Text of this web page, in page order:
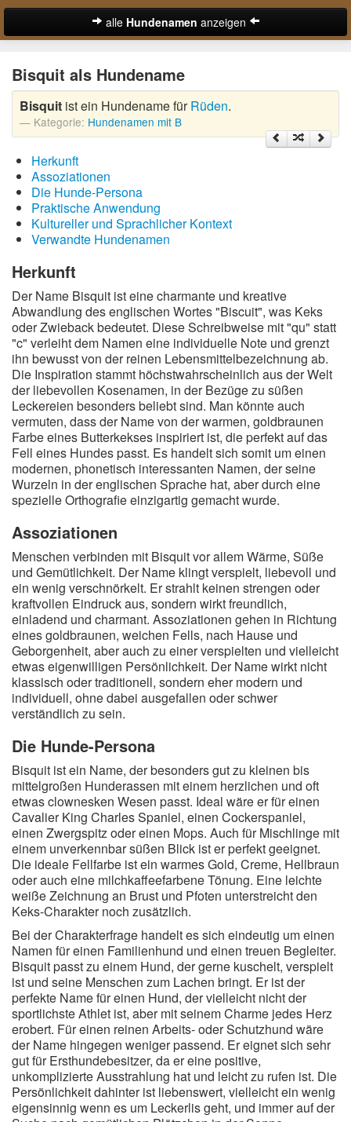
alle Hundenamen anzeigen
Hundenamen für Rüden
Hundenamen für Hündinnen
Beliebteste Hundenamen
Coole Hundenamen
Englische Hundenamen
Lustige Hundenamen
Süße Hundenamen
Hundenamen von A-Z:
A
B C D E F G H
I
J
K L M N O P Q
S
T U V W X Y Z
Suche
Bisquit als Hundename
Bisquit ist ein Hundename fürRüden.
Kategorie: Hundenamen mit B
Herkunft
Assoziationen
Die Hunde-Persona
Praktische Anwendung
Kultureller und Sprachlicher Kontext
Verwandte Hundenamen
Herkunft
Der Name Bisquit ist eine charmante und kreative
Abwandlung des englischen Wortes "Biscuit", was Keks
oder Zwieback bedeutet. Diese Schreibweise mit "qu" statt
"c" verleiht dem Namen eine individuelle Note und grenzt
ihn bewusst von der reinen Lebensmittelbezeichnung ab.
Die Inspiration stammt höchstwahrscheinlich aus der Welt
der liebevollen Kosenamen, in der Bezüge zu süßen
Leckereien besonders beliebt sind. Man könnte auch
vermuten, dass der Name von der warmen, goldbraunen
Farbe eines Butterkekses inspiriert ist, die perfekt auf das
Fell eines Hundes passt. Es handelt sich somit um einen
modernen, phonetisch interessanten Namen, der seine
Wurzeln in der englischen Sprache hat, aber durch eine
spezielle Orthografie einzigartig gemacht wurde.
Assoziationen
Menschen verbinden mit Bisquit vor allem Wärme, Süße
und Gemütlichkeit. Der Name klingt verspielt, liebevoll und
ein wenig verschnörkelt. Er strahlt keinen strengen oder
kraftvollen Eindruck aus, sondern wirkt freundlich,
einladend und charmant. Assoziationen gehen in Richtung
eines goldbraunen, weichen Fells, nach Hause und
Geborgenheit, aber auch zu einer verspielten und vielleicht
etwas eigenwilligen Persönlichkeit. Der Name wirkt nicht
klassisch oder traditionell, sondern eher modern und
individuell, ohne dabei ausgefallen oder schwer
verständlich zu sein.
Die Hunde-Persona
Bisquit ist ein Name, der besonders gut zu kleinen bis
mittelgroßen Hunderassen mit einem herzlichen und oft
etwas clownesken Wesen passt. Ideal wäre er für einen
Cavalier King Charles Spaniel, einen Cockerspaniel,
einen Zwergspitz oder einen Mops. Auch für Mischlinge mit
einem unverkennbar süßen Blick ist er perfekt geeignet.
Die ideale Fellfarbe ist ein warmes Gold, Creme, Hellbraun
oder auch eine milchkaffeefarbene Tönung. Eine leichte
weiße Zeichnung an Brust und Pfoten unterstreicht den
Keks-Charakter noch zusätzlich.
Bei der Charakterfrage handelt es sich eindeutig um einen
Namen für einen Familienhund und einen treuen Begleiter.
Bisquit passt zu einem Hund, der gerne kuschelt, verspielt
ist und seine Menschen zum Lachen bringt. Er ist der
perfekte Name für einen Hund, der vielleicht nicht der
sportlichste Athlet ist, aber mit seinem Charme jedes Herz
erobert. Für einen reinen Arbeits- oder Schutzhund wäre
der Name hingegen weniger passend. Er eignet sich sehr
gut für Ersthundebesitzer, da er eine positive,
unkomplizierte Ausstrahlung hat und leicht zu rufen ist. Die
Persönlichkeit dahinter ist liebenswert, vielleicht ein wenig
eigensinnig wenn es um Leckerlis geht, und immer auf der